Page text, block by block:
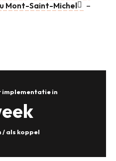
Mont-Saint-Michel
–
aux favoris
implementatie in
/ als koppel